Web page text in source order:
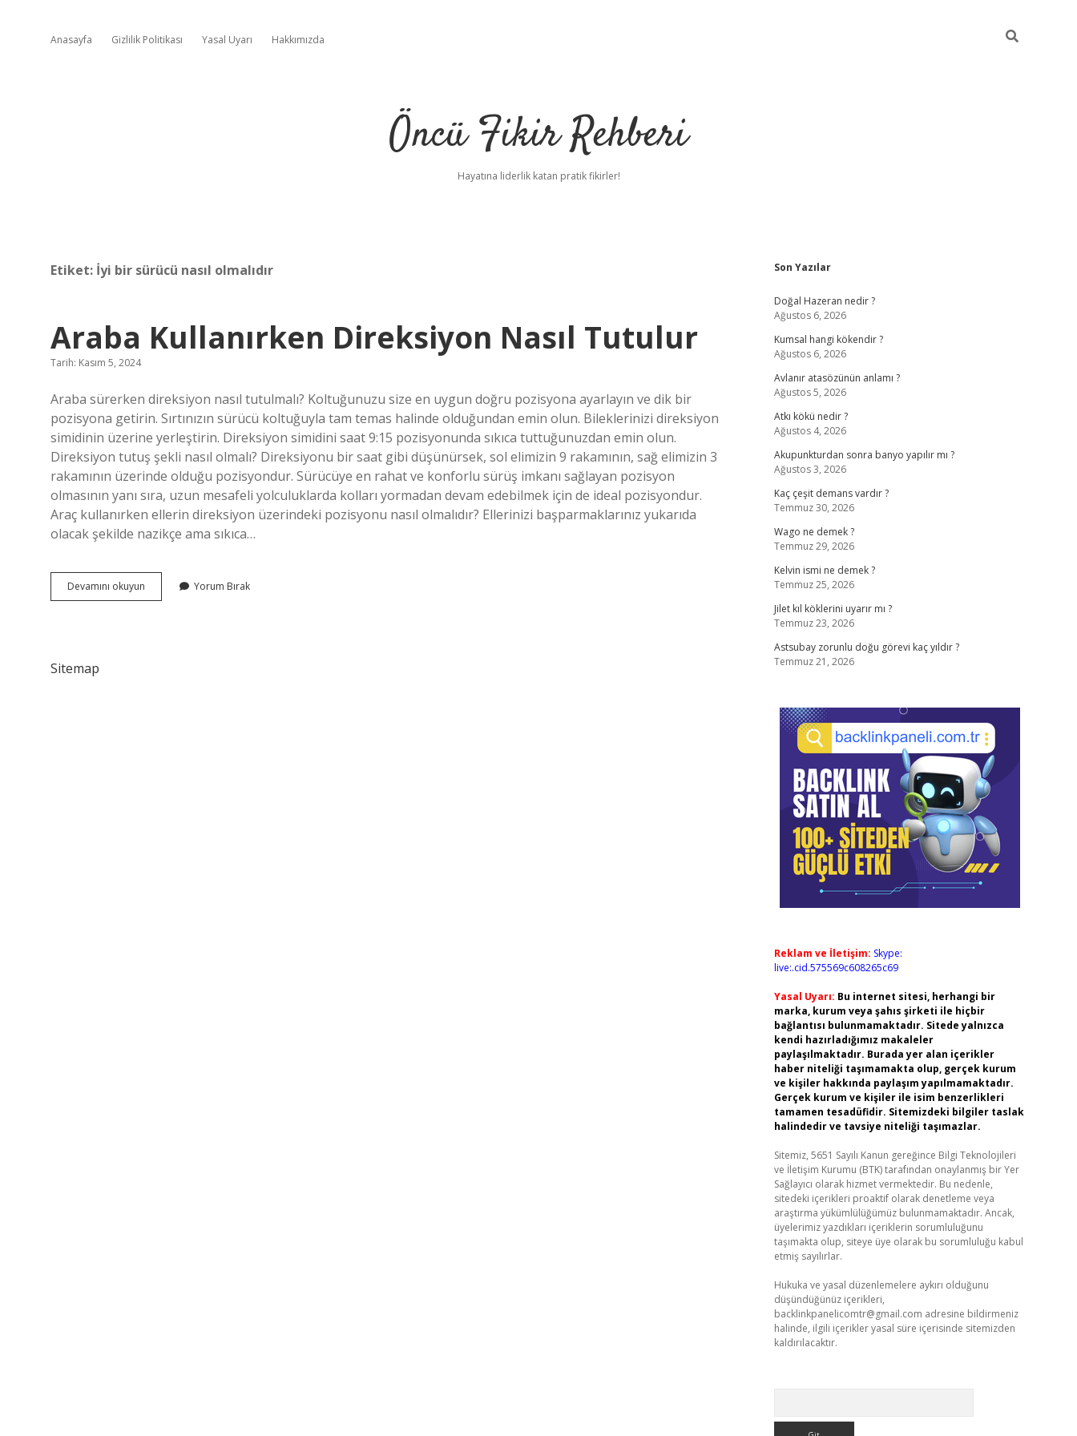
Anasayfa Gizlilik Politikası Yasal Uyarı Hakkımızda
Öncü Fikir Rehberi
Hayatına liderlik katan pratik fikirler!
Etiket: İyi bir sürücü nasıl olmalıdır
Araba Kullanırken Direksiyon Nasıl Tutulur
Tarih: Kasım 5, 2024
Araba sürerken direksiyon nasıl tutulmalı? Koltuğunuzu size en uygun doğru pozisyona ayarlayın ve dik bir
pozisyona getirin. Sırtınızın sürücü koltuğuyla tam temas halinde olduğundan emin olun. Bileklerinizi direksiyon
simidinin üzerine yerleştirin. Direksiyon simidini saat 9:15 pozisyonunda sıkıca tuttuğunuzdan emin olun.
Direksiyon tutuş şekli nasıl olmalı? Direksiyonu bir saat gibi düşünürsek, sol elimizin 9 rakamının, sağ elimizin 3
rakamının üzerinde olduğu pozisyondur. Sürücüye en rahat ve konforlu sürüş imkanı sağlayan pozisyon
olmasının yanı sıra, uzun mesafeli yolculuklarda kolları yormadan devam edebilmek için de ideal pozisyondur.
Araç kullanırken ellerin direksiyon üzerindeki pozisyonu nasıl olmalıdır? Ellerinizi başparmaklarınız yukarıda
olacak şekilde nazikçe ama sıkıca…
Devamını okuyun
Kullanırken
Yorum Bırak
Sitemap
Sidebar
Son Yazılar
Doğal Hazeran nedir ?
Ağustos 6, 2026
Kumsal hangi kökendir ?
Ağustos 6, 2026
Avlanır atasözünün anlamı ?
Ağustos 5, 2026
Atkı kökü nedir ?
Ağustos 4, 2026
Akupunkturdan sonra banyo yapılır mı ?
Ağustos 3, 2026
Kaç çeşit demans vardır ?
Temmuz 30, 2026
Wago ne demek ?
Temmuz 29, 2026
Kelvin ismi ne demek ?
Temmuz 25, 2026
Jilet kıl köklerini uyarır mı ?
Temmuz 23, 2026
Astsubay zorunlu doğu görevi kaç yıldır ?
Temmuz 21, 2026
Reklam ve İletişim: Skype:
live:.cid.575569c608265c69
Yasal Uyarı: Bu internet sitesi, herhangi bir
marka, kurum veya şahıs şirketi ile hiçbir
bağlantısı bulunmamaktadır. Sitede yalnızca
kendi hazırladığımız makaleler
paylaşılmaktadır. Burada yer alan içerikler
haber niteliği taşımamakta olup, gerçek kurum
ve kişiler hakkında paylaşım yapılmamaktadır.
Gerçek kurum ve kişiler ile isim benzerlikleri
tamamen tesadüfidir. Sitemizdeki bilgiler taslak
halindedir ve tavsiye niteliği taşımazlar.
Sitemiz, 5651 Sayılı Kanun gereğince Bilgi Teknolojileri
ve İletişim Kurumu (BTK) tarafından onaylanmış bir Yer
Sağlayıcı olarak hizmet vermektedir. Bu nedenle,
sitedeki içerikleri proaktif olarak denetleme veya
araştırma yükümlülüğümüz bulunmamaktadır. Ancak,
üyelerimiz yazdıkları içeriklerin sorumluluğunu
taşımakta olup, siteye üye olarak bu sorumluluğu kabul
etmiş sayılırlar.
Hukuka ve yasal düzenlemelere aykırı olduğunu
düşündüğünüz içerikleri,
backlinkpanelicomtr@gmail.com adresine bildirmeniz
halinde, ilgili içerikler yasal süre içerisinde sitemizden
kaldırılacaktır.
ilbet giriş